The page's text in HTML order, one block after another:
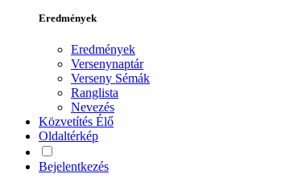
Eredmények
Eredmények
Versenynaptár
Verseny Sémák
Ranglista
Nevezés
Közvetítés Élő
Oldaltérkép
Bejelentkezés